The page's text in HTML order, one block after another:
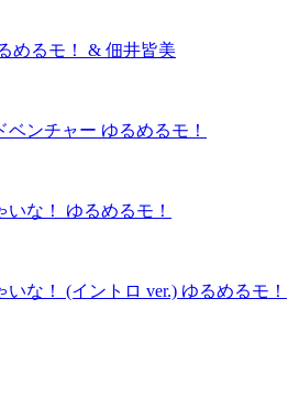
めるモ！ & 佃井皆美
ベンチャー ゆるめるモ！
いな！ ゆるめるモ！
いな！ (イントロ ver.) ゆるめるモ！